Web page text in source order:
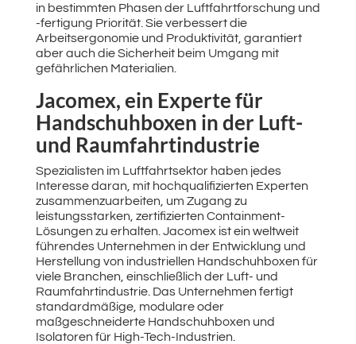
in bestimmten Phasen der Luftfahrtforschung und
-fertigung Priorität. Sie verbessert die
Arbeitsergonomie und Produktivität, garantiert
aber auch die Sicherheit beim Umgang mit
gefährlichen Materialien.
Jacomex, ein Experte für
Handschuhboxen in der Luft-
und Raumfahrtindustrie
Spezialisten im Luftfahrtsektor haben jedes
Interesse daran, mit hochqualifizierten Experten
zusammenzuarbeiten, um Zugang zu
leistungsstarken, zertifizierten Containment-
Lösungen zu erhalten. Jacomex ist ein weltweit
führendes Unternehmen in der Entwicklung und
Herstellung von industriellen Handschuhboxen für
viele Branchen, einschließlich der Luft- und
Raumfahrtindustrie. Das Unternehmen fertigt
standardmäßige, modulare oder
maßgeschneiderte Handschuhboxen und
Isolatoren für High-Tech-Industrien.